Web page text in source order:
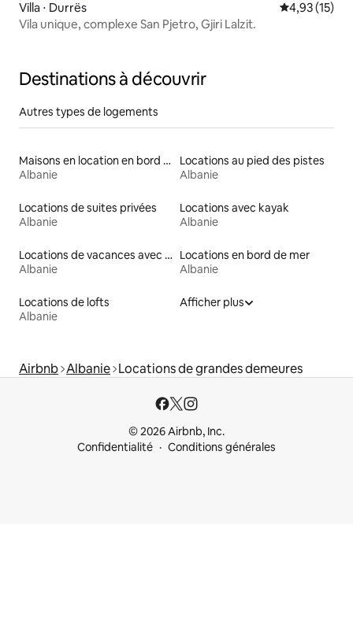
Villa ⋅ Durrës Évaluation
4,93 (15)
Vila unique, complexe San Pjetro, Gjiri Lalzit.
Destinations à découvrir
Autres types de logements
Maisons en location en bord de mer
Albanie
Locations au pied des pistes
Albanie
Locations de suites privées
Albanie
Locations avec kayak
Albanie
Locations de vacances avec piscine
Albanie
Locations en bord de mer
Albanie
Locations de lofts
Albanie
Afficher plus
Airbnb Albanie Locations de grandes demeures
© 2026 Airbnb, Inc.
Confidentialité
Conditions générales